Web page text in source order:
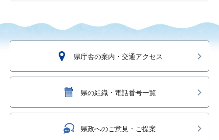
県庁舎の案内・交通アクセス
県の組織・電話番号一覧
県政へのご意見・ご提案